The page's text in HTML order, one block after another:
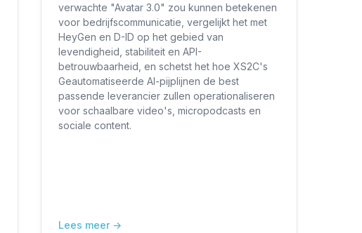
verwachte "Avatar 3.0" zou kunnen betekenen
voor bedrijfscommunicatie, vergelijkt het met
HeyGen en D-ID op het gebied van
levendigheid, stabiliteit en API-
betrouwbaarheid, en schetst het hoe XS2C's
Geautomatiseerde AI-pijplijnen de best
passende leverancier zullen operationaliseren
voor schaalbare video's, micropodcasts en
sociale content.
Lees meer